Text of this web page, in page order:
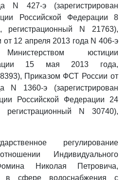
427-э (зарегистрирован
Российской Федерации 8
регистрационный N 21763),
12 апреля 2013 года N 406-э
Министерством юстиции
15 мая 2013 года,
Приказом ФСТ России от
1360-э (зарегистрирован
Российской Федерации 24
регистрационный N 30740),
регулирование
Индивидуального
Николая Петровича,
в сфере водоснабжения с